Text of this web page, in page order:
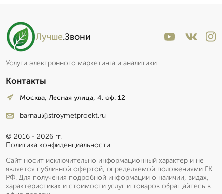
Лучше.Звони
Услуги электронного маркетинга и аналитики
Контакты
Москва, Лесная улица, 4. оф. 12
barnaul@stroymetproekt.ru
© 2016 - 2026 гг.
Политика конфиденциальности
Сайт носит исключительно информационный характер и не
является публичной офертой, определяемой положениями ГК
РФ. Для получения подробной информации о наличии, видах,
характеристиках и стоимости услуг и товаров обращайтесь в